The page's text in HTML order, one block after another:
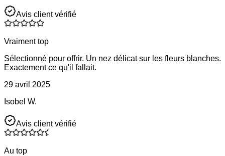
Avis client vérifié
Vraiment top
Sélectionné pour offrir. Un nez délicat sur les fleurs blanches.
Exactement ce qu'il fallait.
29 avril 2025
Isobel W.
Avis client vérifié
Au top